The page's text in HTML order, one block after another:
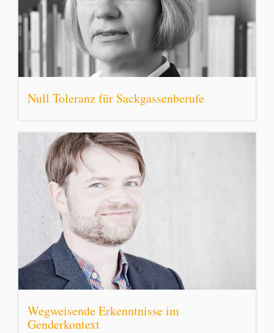
Null Toleranz für Sackgassenberufe
Wegweisende Erkenntnisse im
Genderkontext